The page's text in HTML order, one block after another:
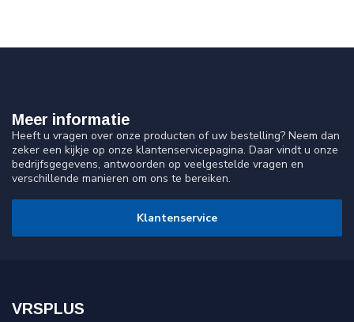
Meer informatie
Heeft u vragen over onze producten of uw bestelling? Neem dan
zeker een kijkje op onze klantenservicepagina. Daar vindt u onze
bedrijfsgegevens, antwoorden op veelgestelde vragen en
verschillende manieren om ons te bereiken.
Klantenservice
VRSPLUS